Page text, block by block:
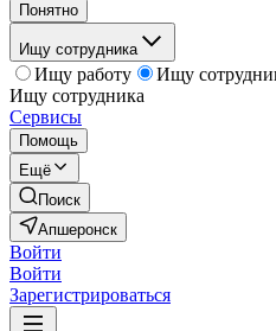
Понятно
Ищу сотрудника
Ищу работу
Ищу
Ищу сотрудника
Сервисы
Помощь
Ещё
Поиск
Апшеронск
Войти
Войти
Зарегистрироваться